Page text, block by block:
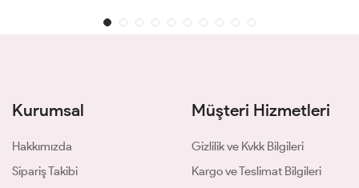
Kurumsal
Hakkımızda
Sipariş Takibi
Müşteri Hizmetleri
Gizlilik ve Kvkk Bilgileri
Kargo ve Teslimat Bilgileri